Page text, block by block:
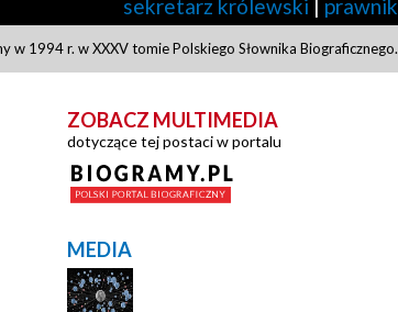
sekretarz królewski | prawnik
w 1994 r. w XXXV tomie Polskiego Słownika Biograficznego.
ZOBACZ MULTIMEDIA
dotyczące tej postaci w portalu
MEDIA